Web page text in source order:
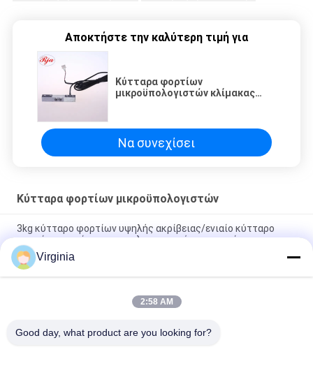
Αποκτήστε την καλύτερη τιμή για
Κύτταρα φορτίων
μικροϋπολογιστών κλίμακας
παραγωγής 50kg
Να συνεχίσει
Κύτταρα φορτίων μικροϋπολογιστών
3kg κύτταρο φορτίων υψηλής ακρίβειας/ενιαίο κύτταρο
φορτίων σημείου για τις ηλεκτρονικές ισορροπίες
Κύτταρα φορτίων μικροϋπολογιστών κλίμακας κουζινών,
3kg - μικρός αισθητήρας βάρους αναλογικής παραγωγής 50kg
DC5V - μικρός αισθητήρας βάρους μικροϋπολογιστών 10V με
Virginia
2:58 AM
Good day, what product are you looking for?